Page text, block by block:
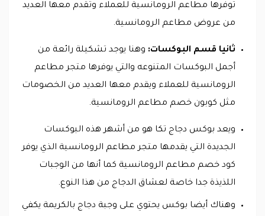
توفرها مطاعم الرومانسية للعملاء وتقدم معها العديد
من عروض مطاعم الرومانسية.
ثانيا قسم البوكسات: وهنا يوجد تشكيلة رائعة من
أجمل البوكسات المتنوعه والتي يوفرها متجر مطاعم
الرومانسية للعملاء ويقدم معها العديد من الخصومات
مثل كوبون خصم مطاعم الرومانسية.
ويعد بوكس دجاج تكا هو من أشهر هذه البوكسات
الجديدة التي يقدمها متجر مطاعم الرومانسية الذي يوفر
كود خصم مطاعم الرومانسية كما أنها من الوجبات
اللذيذة جدا خاصة لعشاق الدجاج من هذا النوع.
وهناك أيضا بوكس يحتوي على وجبة دجاج بالكريمة يكفي